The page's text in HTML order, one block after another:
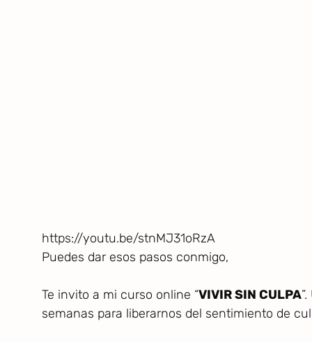
https://youtu.be/stnMJ31oRzA
Puedes dar esos pasos conmigo,
Te invito a mi curso online “VIVIR SIN CULPA
semanas para liberarnos del sentimiento de